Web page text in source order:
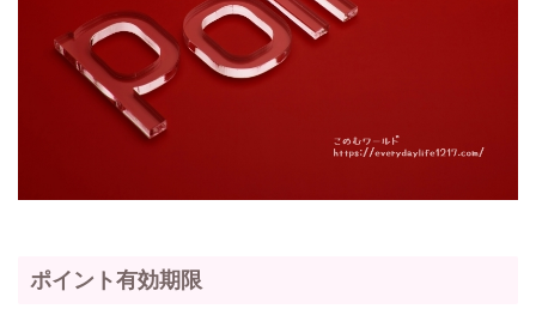
ポイント有効期限